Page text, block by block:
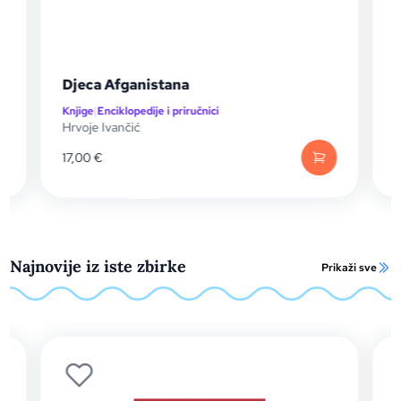
i priručnici
Najnovije iz iste zbirke Prikaži sve